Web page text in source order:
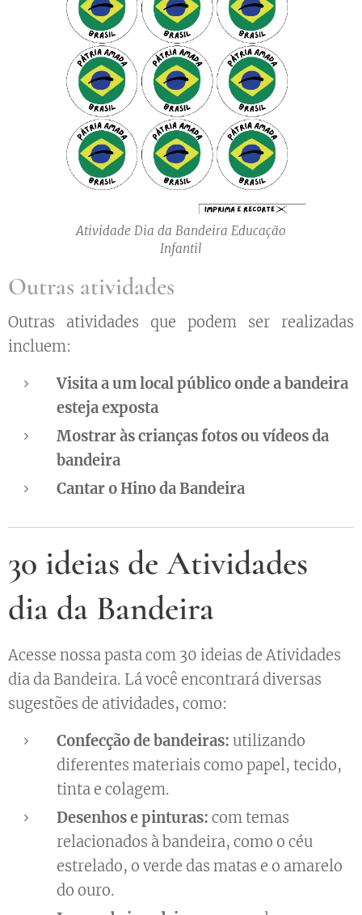
Atividade Dia da Bandeira Educação
Infantil
Outras atividades
Outras atividades que podem ser realizadas
incluem:
Visita a um local público onde a bandeira
esteja exposta
Mostrar às crianças fotos ou vídeos da
bandeira
Cantar o Hino da Bandeira
30 ideias de Atividades
dia da Bandeira
Acesse nossa pasta com 30 ideias de Atividades
dia da Bandeira. Lá você encontrará diversas
sugestões de atividades, como:
Confecção de bandeiras: utilizando
diferentes materiais como papel, tecido,
tinta e colagem.
Desenhos e pinturas: com temas
relacionados à bandeira, como o céu
estrelado, o verde das matas e o amarelo
do ouro.